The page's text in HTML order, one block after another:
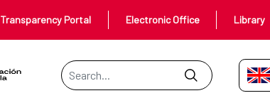
Transparency Portal Electronic Office Library
Search Bar